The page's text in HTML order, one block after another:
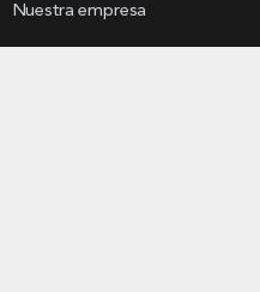
Nuestra empresa